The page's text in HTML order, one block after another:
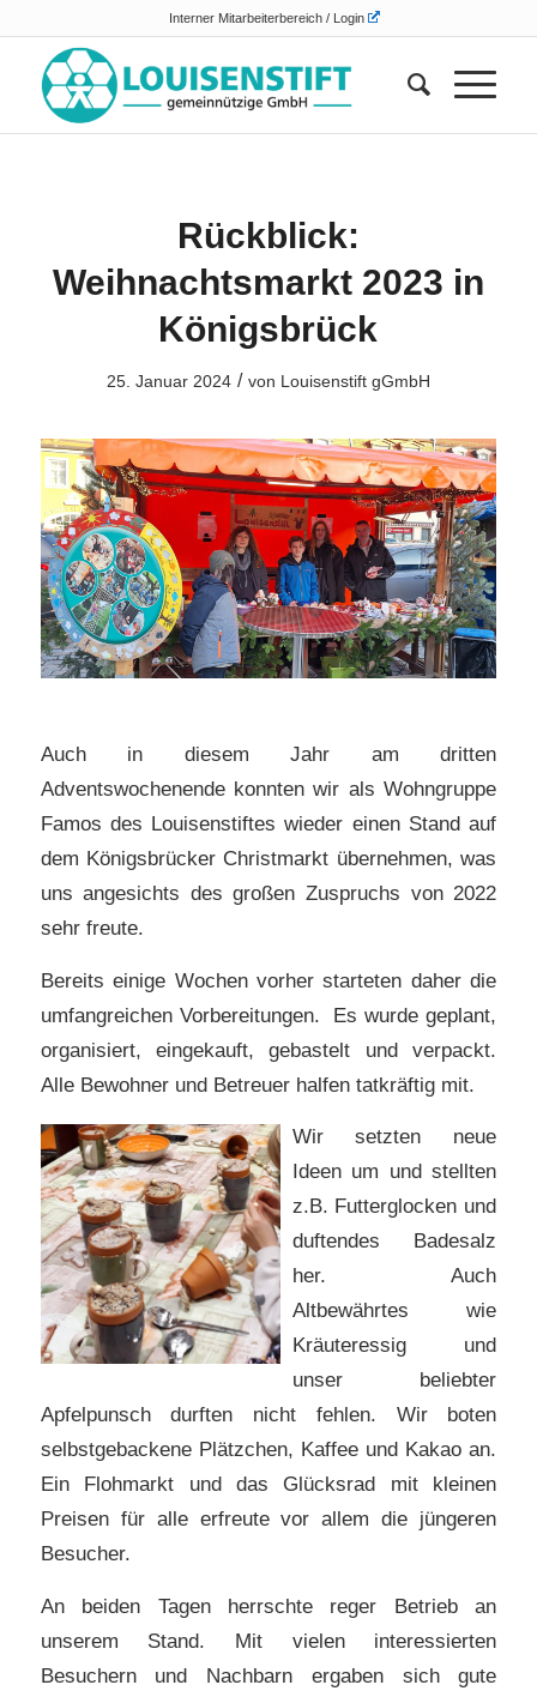
Interner Mitarbeiterbereich / Login
Rückblick:
Weihnachtsmarkt 2023 in
Königsbrück
25. Januar 2024 / von Louisenstift gGmbH
Auch in diesem Jahr am dritten
Adventswochenende konnten wir als Wohngruppe
Famos des Louisenstiftes wieder einen Stand auf
dem Königsbrücker Christmarkt übernehmen, was
uns angesichts des großen Zuspruchs von 2022
sehr freute.
Bereits einige Wochen vorher starteten daher die
umfangreichen Vorbereitungen.
Es wurde geplant,
organisiert, eingekauft, gebastelt und verpackt.
Alle Bewohner und Betreuer halfen tatkräftig mit.
Wir setzten neue
Ideen um und stellten
z.B. Futterglocken und
duftendes Badesalz
her. Auch
Altbewährtes wie
Kräuteressig und
unser beliebter
Apfelpunsch durften nicht fehlen. Wir boten
selbstgebackene Plätzchen, Kaffee und Kakao an.
Ein Flohmarkt und das Glücksrad mit kleinen
Preisen für alle erfreute vor allem die jüngeren
Besucher.
An beiden Tagen herrschte reger Betrieb an
unserem Stand. Mit vielen interessierten
Besuchern und Nachbarn ergaben sich gute